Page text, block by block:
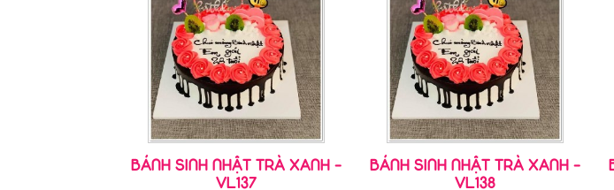
BÁNH SINH NHẬT TRÀ XANH -
VL137
BÁNH SINH NHẬT TRÀ XANH -
VL138